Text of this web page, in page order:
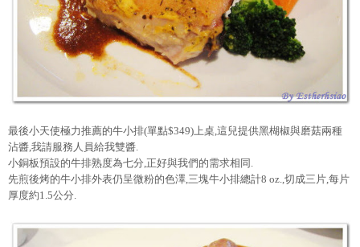
最後小天使極力推薦的牛小排(單點$349)上桌,這兒提供黑楜椒與磨菇兩種
沾醬,我請服務人員給我雙醬.
小銅板預設的牛排熟度為七分,正好與我們的需求相同.
先煎後烤的牛小排外表仍呈微粉的色澤,三塊牛小排總計8 oz.,切成三片,每片
厚度約1.5公分.